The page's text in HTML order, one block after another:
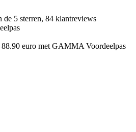
de 5 sterren, 84 klantreviews
euro met GAMMA Voordeelpas